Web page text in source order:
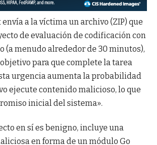
envía a la víctima un archivo (ZIP) que
de evaluación de codificación con
(a menudo alrededor de 30 minutos),
para que complete la tarea
urgencia aumenta la probabilidad
ejecute contenido malicioso, lo que
inicial del sistema».
en sí es benigno, incluye una
en forma de un módulo Go